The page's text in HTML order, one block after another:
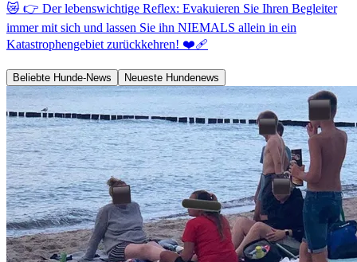
😿 👉 Der lebenswichtige Reflex: Evakuieren Sie Ihren Begleiter
immer mit sich und lassen Sie ihn NIEMALS allein in ein
Katastrophengebiet zurückkehren! ❤️‍🩹
Beliebte Hunde-News Neueste Hundenews